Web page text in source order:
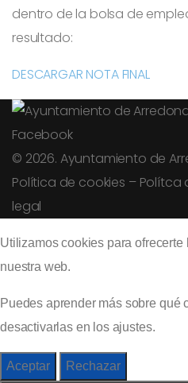
dentro de la bolsa de
resultado:
DESCARGAR NOTA FINAL
Facebook
© 2026. Ayuntamiento de
Política de cookies – Polítca
legal
Utilizamos cookies para
nuestra web.
Puedes aprender más sobre qué
desactivarlas en los ajustes.
Aceptar Rechazar